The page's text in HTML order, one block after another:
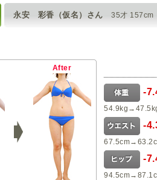
永安 彩香（仮名）さん 35才 157cm
After
-
-
-